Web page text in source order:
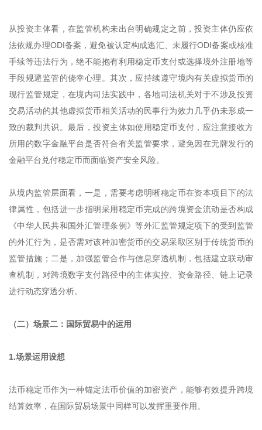
从投资主体看，在监管机构未出台明确规定之前，投资主体仍应依
法依规办理ODI备案，避免被认定构成逃汇、未履行ODI备案或核准
手续等违法行为，绝不能抱有利用稳定币支付或选择境外注册地等
手段规避监管的侥幸心理。其次，应持续遵守境内有关虚拟货币的
现行监管规定，在境内司法实践中，各地司法机关对于不涉及投资
交易活动的其他虚拟货币相关活动的民事行为效力几乎仍未形成一
致的裁判共识。最后，投资主体如使用稳定币支付，应注意接收方
所用的数字金融平台是否符合有关监管要求，避免因在无牌发行的
金融平台兑付稳定币而面临资产安全风险。
从境内监管层面看，一是，需要考虑明晰稳定币在资本项目下的法
律属性，包括进一步指明采用稳定币完成的跨境资金流动是否构成
《中华人民共和国外汇管理条例》等外汇监管规定项下的受到监管
的外汇行为，是否需对该种加密货币的交易采取区别于传统货币的
监管措施；二是，加强监管合作与信息穿透机制，包括建立联动审
查机制，对跨境数字支付路径中的主体实控、资金路径、链上记录
进行动态穿透分析。
（二）场景二：国际贸易中的运用
1.场景运用设想
法币稳定币作为一种锚定法币价值的加密资产，能够有效提升跨境
结算效率，在国际贸易场景中同样可以发挥重要作用。